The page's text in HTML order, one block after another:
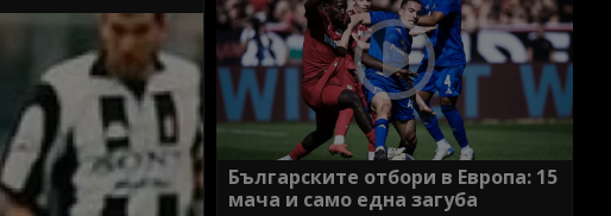
Българските отбори в Европа: 15
мача и само една загуба